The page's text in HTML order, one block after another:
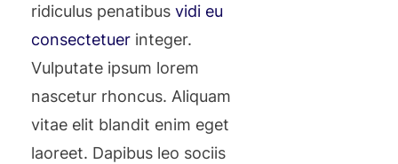
ridiculus penatibus vidi eu
consectetuer integer.
Vulputate ipsum lorem
nascetur rhoncus. Aliquam
vitae elit blandit enim eget
laoreet. Dapibus leo sociis